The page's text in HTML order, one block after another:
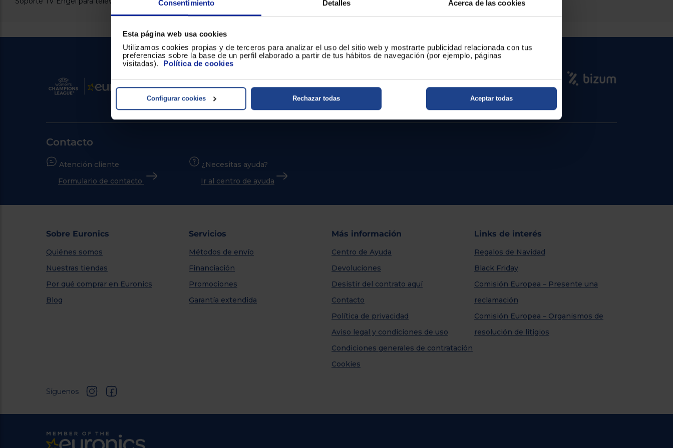
Consentimiento Detalles Acerca de las cookies
Esta página web usa cookies
Utilizamos cookies propias y de terceros para analizar el uso del sitio web y mostrarte publicidad relacionada con tus
preferencias sobre la base de un perfil elaborado a partir de tus hábitos de navegación (por ejemplo, páginas
visitadas). Política de cookies
Rechazar todas
Configurar cookies Aceptar todas
Contacto
Atención cliente
Formulario de contacto
¿Necesitas ayuda?
Ir al centro de ayuda
Sobre Euronics
Quiénes somos
Nuestras tiendas
Por qué comprar en Euronics
Blog
Servicios
Métodos de envío
Financiación
Promociones
Garantía extendida
Más información
Centro de Ayuda
Devoluciones
Desistir del contrato aquí
Contacto
Política de privacidad
Aviso legal y condiciones de uso
Condiciones generales de contratación
Cookies
Links de interés
Regalos de Navidad
Black Friday
Comisión Europea – Presente una
reclamación
Comisión Europea – Organismos de
resolución de litigios
Síguenos